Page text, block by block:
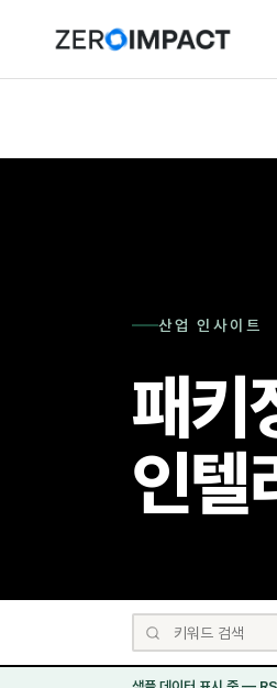
산업 인사이트
패키
인텔